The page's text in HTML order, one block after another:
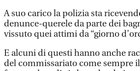
A suo carico la polizia sta
denunce-querele da parte dei
vissuto quei attimi da “giorno
E alcuni di questi hanno anche
del commissariato come sempre il